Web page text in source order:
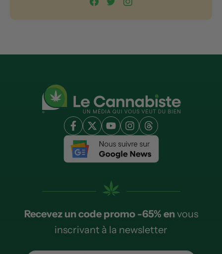
Recevez un code promo -65% envous
inscrivant à la newsletter